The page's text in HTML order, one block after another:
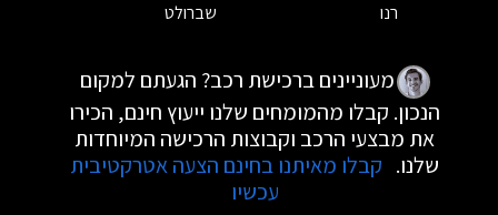
רנו
שברולט
מעוניינים ברכישת רכב? הגעתם למקום
הנכון. קבלו מהמומחים שלנו ייעוץ חינם, הכירו
את מבצעי הרכב וקבוצות הרכישה המיוחדות
שלנו. קבלו מאיתנו בחינם הצעה אטרקטיבית
עכשיו